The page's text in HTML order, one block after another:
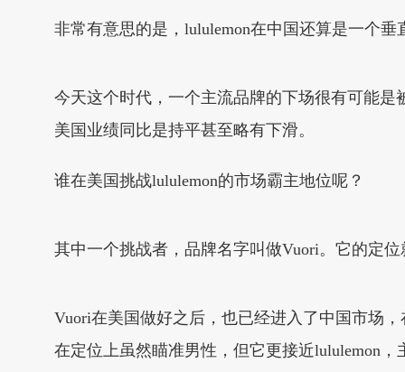
非常有意思的是，lululemon在中国还算是一个
今天这个时代，一个主流品牌的下场很有可能
美国业绩同比是持平甚至略有下滑。
谁在美国挑战lululemon的市场霸主地位呢？
其中一个挑战者，品牌名字叫做Vuori。它的定
Vuori在美国做好之后，也已经进入了中国市场
在定位上虽然瞄准男性，但它更接近lululemon，